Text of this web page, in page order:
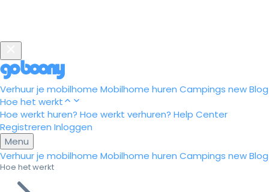
Verhuur je mobilhome Mobilhome huren Campings newBlog
Hoe het werkt
Hoe werkt huren? Hoe werkt verhuren? Help Center
Registreren Inloggen
Menu
Verhuur je mobilhome Mobilhome huren Campings newBlog
Hoe het werkt